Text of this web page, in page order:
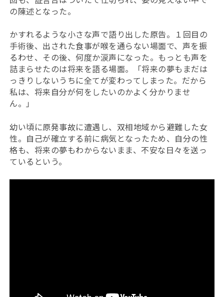
の陳述となった。
かすれるような小さな声で語り出した原告。１回目の
手術後、出された食事が喉を通らない場面で、声を振
るわせ、その後、何度か涙声になった。もっとも声を
詰まらせたのは将来を語る場面。「将来の夢もまだは
っきりしないうちに全てが変わってしまった。 だから
私は、将来自分が何をしたいのかよく分かりませ
ん。」
幼い頃に原発事故に遭遇し、双相地域から避難した女
性。自己が確立する前に病気となったため、自分の性
格も、将来の夢もわからないまま、不安な日々を送っ
ているという。